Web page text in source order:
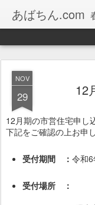
あばちん.com
NOV
29 12
12月期の市営住宅申し
下記をご確認の上お申
受付期間 ： 令和
受付場所 ：